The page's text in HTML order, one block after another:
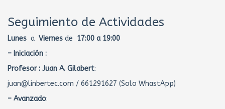
Seguimiento de Actividades
Lunes a Viernes de 17:00 a 19:00
– Iniciación :
Profesor : Juan A. Gilabert:
juan@linbertec.com / 661291627 (Solo WhastApp)
– Avanzado: